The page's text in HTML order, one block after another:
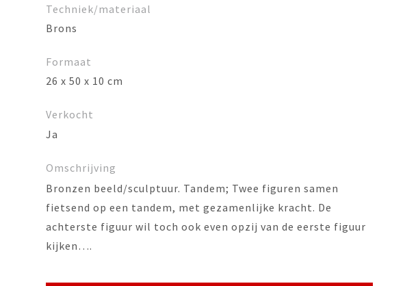
Techniek/materiaal
Brons
Formaat
26 x 50 x 10 cm
Verkocht
Ja
Omschrijving
Bronzen beeld/sculptuur. Tandem; Twee figuren samen
fietsend op een tandem, met gezamenlijke kracht. De
achterste figuur wil toch ook even opzij van de eerste figuur
kijken….